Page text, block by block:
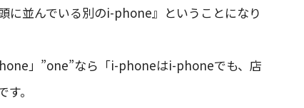
に並んでいる別のi-phone』ということになり
」”one”なら「i-phoneはi-phoneでも、店
。